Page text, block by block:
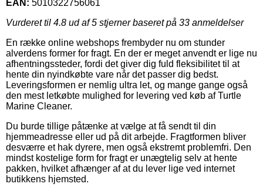
EAN: 5010322756061
Vurderet til 4.8 ud af 5 stjerner baseret på 33 anmeldelser
En række online webshops frembyder nu om stunder
alverdens former for fragt. En der er meget anvendt er lige nu
afhentningssteder, fordi det giver dig fuld fleksibilitet til at
hente din nyindkøbte vare når det passer dig bedst.
Leveringsformen er nemlig ultra let, og mange gange også
den mest letkøbte mulighed for levering ved køb af Turtle
Marine Cleaner.
Du burde tillige påtænke at vælge at få sendt til din
hjemmeadresse eller ud på dit arbejde. Fragtformen bliver
desværre et hak dyrere, men også ekstremt problemfri. Den
mindst kostelige form for fragt er unægtelig selv at hente
pakken, hvilket afhænger af at du lever lige ved internet
butikkens hjemsted.